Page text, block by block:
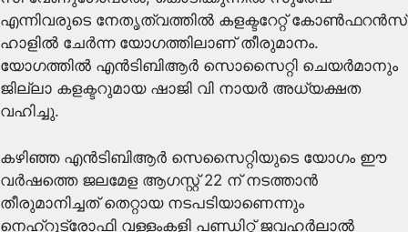
എന്നിവരുടെ നേതൃത്വത്തിൽ കളക്ടറേറ്റ് കോൺഫറൻസ്
ഹാളിൽ ചേർന്ന യോഗത്തിലാണ് തീരുമാനം.
യോഗത്തിൽ എൻടിബിആർ സൊസൈറ്റി ചെയർമാനും
ജില്ലാ കളക്ടറുമായ ഷാജി വി നായർ അധ്യക്ഷത
വഹിച്ചു.
കഴിഞ്ഞ എൻടിബിആർ സെസൈറ്റിയുടെ യോഗം ഈ
വർഷത്തെ ജലമേള ആഗസ്റ്റ് 22 ന് നടത്താൻ
തീരുമാനിച്ചത് തെറ്റായ നടപടിയാണെന്നും
നെഹ്റുട്രോഫി വള്ളംകളി പണ്ഡിറ്റ് ജവഹർലാൽ